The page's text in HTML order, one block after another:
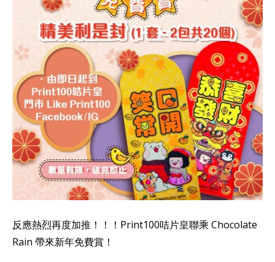
反應熱烈再度加推！！！Print100咭片皇聯乘 Chocolate
Rain 帶來新年免費賞！